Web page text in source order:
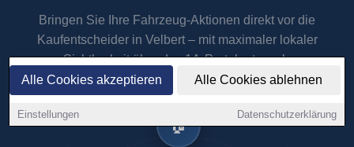
Alle Cookies akzeptieren Alle Cookies ablehnen
Einstellungen Datenschutzerklärung
Bringen Sie Ihre Fahrzeug-Aktionen direkt vor die
Kaufentscheider in Velbert – mit maximaler lokaler
Sichtbarkeit über das 1A-Portalnetzwerk.
🏠